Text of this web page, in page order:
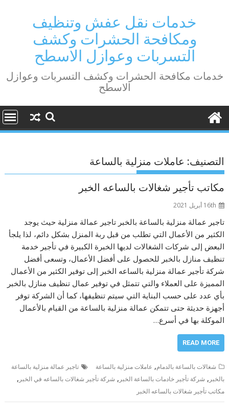
خدمات نقل عفش وتنظيف
ومكافحة الحشرات وكشف
التسربات وعوازل الاسطح
خدمات مكافحة الحشرات وكشف التسربات وعوازل
الاسطح
التصنيف: عاملات منزلية بالساعة
مكاتب تأجير شغالات بالساعه الخبر
16th أبريل 2021
تاجير عمالة منزلية بالساعة بالخبر تاجير عمالة منزلية حيث يوجد
الكثير من الأعمال التي تطلب من قبل ربة المنزل بشكل دائم، لذا يلجأ
البعض إلى شركات الشغالات لديها الخبرة الكبيرة في تأجير خدمة
تنظيف منازل بالخبر للحصول على أفضل الأعمال، وتسعى أفضل
شركة تأجير عمالة منزلية بالساعه الخبر إلى توفير الكثير من الأعمال
المميزة على العملاء والتي تتمثل في توفير عمال تنظيف منازل بالخبر
بأي عدد على حسب البناية التي سيتم تنظيفها، كما أن الشركة توفر
أجهزة حديثة حتى تتمكن عمالة منزلية بالساعة من القيام بالأعمال
الموكلة بها في أسرع…
READ MORE
شغالات بالساعة بالدمام, عاملات منزلية بالساعة
تاجير عمالة منزلية بالساعة
بالخبر , شركة تأجير خادمات بالساعة الخبر , شركة تأجير شغالات بالساعه في الخبر ,
مكاتب تأجير شغالات بالساعه الخبر